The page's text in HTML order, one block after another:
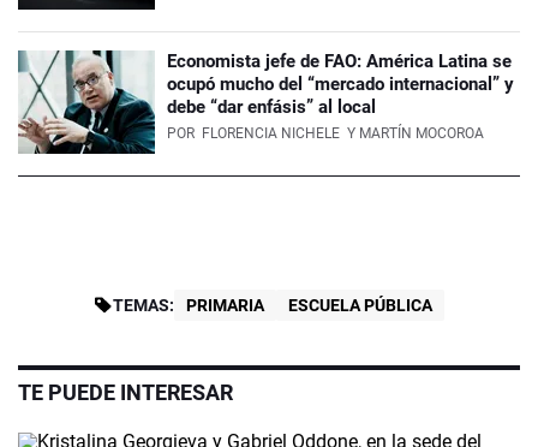
Economista jefe de FAO: América Latina se
ocupó mucho del “mercado internacional” y
debe “dar enfásis” al local
POR FLORENCIA NICHELE Y MARTÍN MOCOROA
TEMAS: PRIMARIA ESCUELA PÚBLICA
TE PUEDE INTERESAR